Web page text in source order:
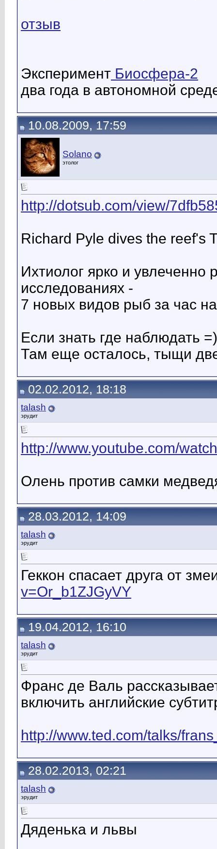
отзыв
Эксперимент Биосфера-2
два года в автономной
10.08.2009, 17:59
Solano
этолог
http://dotsub.com/view/
Richard Pyle dives the reef's
Ихтиолог ярко и увлеченно
исследованиях -
7 новых видов рыб за час
Если знать где наблюдать =)
Там еще осталось, тыщи
02.02.2012, 18:18
talash
эрудит
http://www.youtube.com/
Олень против самки
28.03.2012, 14:09
talash
эрудит
Геккон спасает друга от
v=Or_b1ZJGyVY
19.04.2012, 16:10
talash
эрудит
Франс де Валь
включить английские
http://www.ted.com/talks/
28.02.2013, 02:21
talash
эрудит
Дяденька и львы